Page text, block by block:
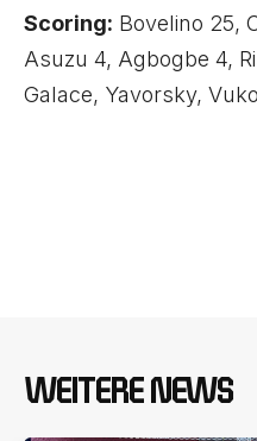
Scoring: Bovelino 25,
Asuzu 4, Agbogbe 4,
Galace, Yavorsky,
WEITERE NEWS